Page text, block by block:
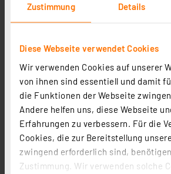
Zustimmung Details
Diese Webseite verwendet Cookies
Wir verwenden Cookies auf unserer
von ihnen sind essentiell und damit
die Funktionen der Webseite
Andere helfen uns, diese Webseite
Erfahrungen zu verbessern. Für die
Cookies, die zur Bereitstellung
zwingend erforderlich sind,
Zustimmung. Wir verwenden solche
B. HDMI-Konverter für die
Signalausgänge. So kann man mit
den PC mit optischem oder
Digitalausgang oder HDMI an die
anschließen.
Bequem umschalten – HDMI-
Konverter / HDMI-Umschalter
Ein weiteres Problem ist das sehr
von Audio- und Videoanschlüssen,
mehrere analoge Audiogeräte an